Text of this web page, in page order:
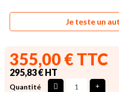
Je teste un
355,00 € TTC
295,83 € HT
Quantité